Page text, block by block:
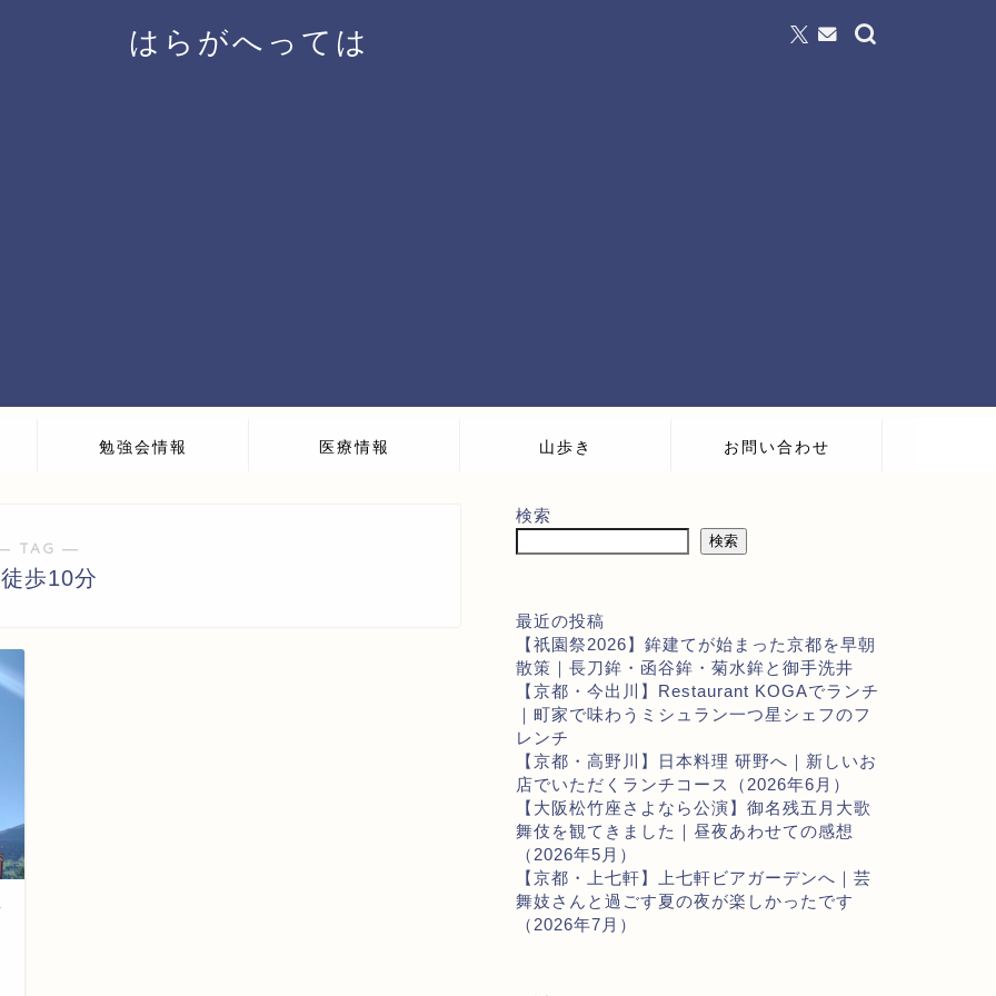
はらがへっては
勉強会情報 医療情報 山歩き お問い合わせ
TAG ―
歩10分
検索
検索
最近の投稿
【祇園祭2026】鉾建てが始まった京都を早朝
散策｜長刀鉾・函谷鉾・菊水鉾と御手洗井
【京都・今出川】Restaurant KOGAでランチ
｜町家で味わうミシュラン一つ星シェフのフ
レンチ
【京都・高野川】日本料理 研野へ｜新しいお
店でいただくランチコース（2026年6月）
【大阪松竹座さよなら公演】御名残五月大歌
舞伎を観てきました｜昼夜あわせての感想
（2026年5月）
【京都・上七軒】上七軒ビアガーデンへ｜芸
舞妓さんと過ごす夏の夜が楽しかったです
（2026年7月）